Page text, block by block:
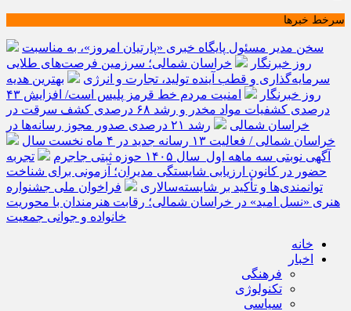
سرخط خبرها
سخن مدیر مسئول پایگاه خبری «پارتیان امروز»، به مناسبت
روز خبرنگار
خراسان شمالی؛ سرزمین فرصت‌های طلایی
سرمایه‌گذاری و قطب آینده تولید، تجارت و انرژی
بهترین هدیه
روز خبرنگار
امنیت مردم خط قرمز پلیس است/ افزایش ۴۳
درصدی کشفیات مواد مخدر و رشد ۶۸ درصدی کشف سرقت در
خراسان شمالی
رشد ۲۱ درصدی صدور مجوز رسانه‌ها در
خراسان شمالی / فعالیت ۱۳ رسانه جدید در ۴ ماه نخست سال
آگهی نوبتی سه ماهه اول سال ۱۴۰۵ حوزه ثبتی جاجرم
تجربه
حضور در کانون ارزیابی شایستگی مدیران؛ آزمونی برای شناخت
توانمندی‌ها و تأکید بر شایسته‌سالاری
فراخوان ملی جشنواره
هنری «نسل امید» در خراسان شمالی؛ رقابت هنرمندان با محوریت
خانواده و جوانی جمعیت
خانه
اخبار
فرهنگی
تکنولوژی
سیاسی